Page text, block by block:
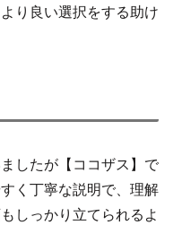
り良い選択をする助け
したが​【ココザス】で
く丁寧な説明で、理解
しっかり立てられるよ